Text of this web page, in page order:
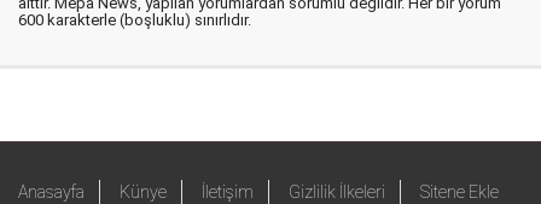
600 karakterle (boşluklu) sınırlıdır.
Anasayfa Künye İletişim Gizlilik İlkeleri Sitene Ekle